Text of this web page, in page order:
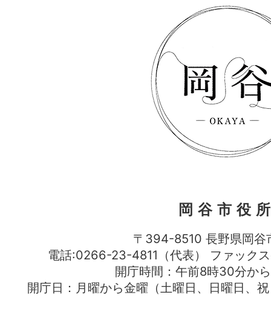
岡谷市役
〒394-8510 長野県岡谷
電話:0266-23-4811（代表） ファッ
開庁時間：午前8時30分か
開庁日：月曜から金曜（土曜日、日曜日、